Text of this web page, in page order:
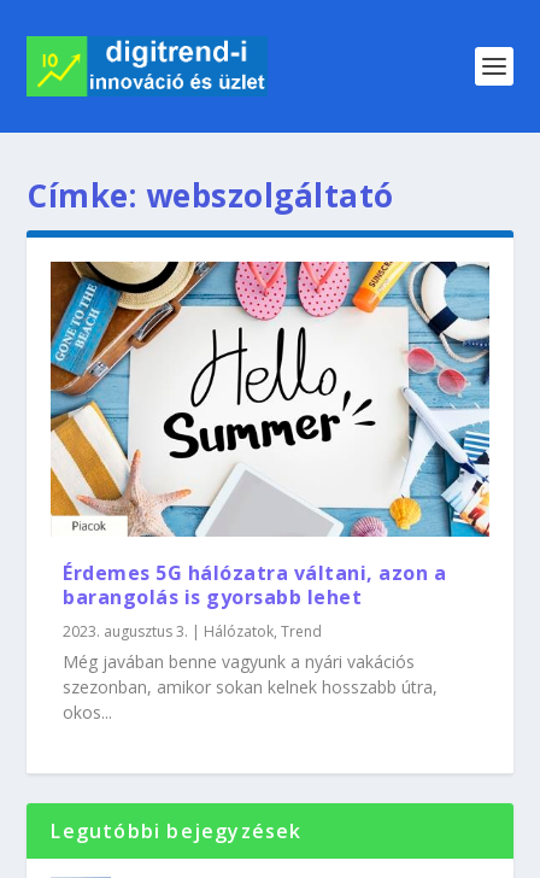
Címke: webszolgáltató
Érdemes 5G hálózatra váltani, azon a
barangolás is gyorsabb lehet
2023. augusztus 3. | Hálózatok,Trend
Még javában benne vagyunk a nyári vakációs
szezonban, amikor sokan kelnek hosszabb útra,
okos...
Legutóbbi bejegyzések